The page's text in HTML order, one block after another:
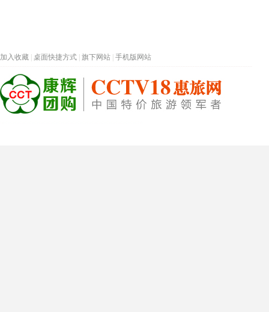
加入收藏 桌面快捷方式 旗下网站 手机版网站